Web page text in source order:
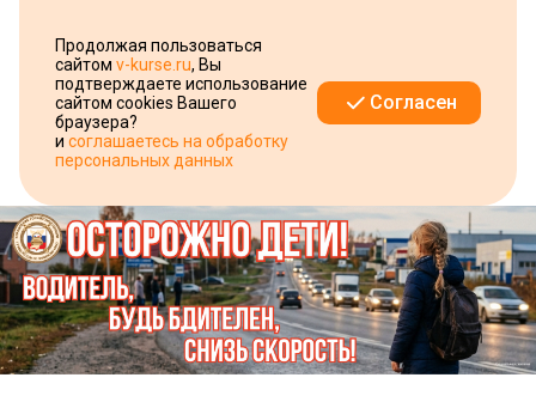
Продолжая пользоваться
сайтом v-kurse.ru, Вы
подтверждаете использование
сайтом cookies Вашего
браузера?
и соглашаетесь на обработку
персональных данных
Согласен